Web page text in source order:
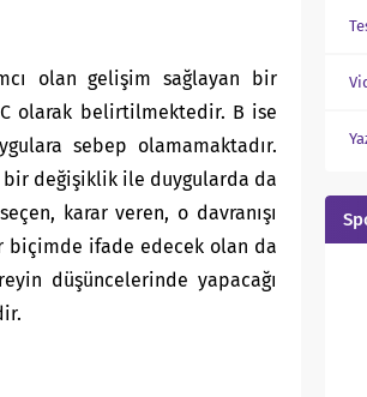
olan gelişim sağlayan bir
olarak belirtilmektedir. B ise
sebep olamamaktadır.
bir değişiklik ile duygularda da
karar veren, o davranışı
biçimde ifade edecek olan da
düşüncelerinde yapacağı